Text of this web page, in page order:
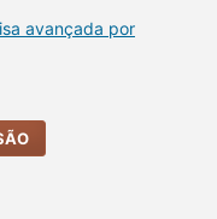
avançada por